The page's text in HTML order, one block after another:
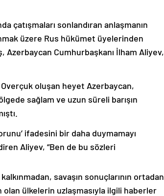
çatışmaları sonlandıran anlaşmanın
üzere Rus hükümet üyelerinden
Azerbaycan Cumhurbaşkanı İlham Aliyev,
Overçuk oluşan heyet Azerbaycan,
sağlam ve uzun süreli barışın
ifadesini bir daha duymamayı
Aliyev, “Ben de bu sözleri
savaşın sonuçlarının ortadan
olan ülkelerin uzlaşmasıyla ilgili haberler